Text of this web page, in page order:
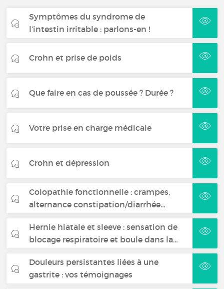
Symptômes du syndrome de
l’intestin irritable : parlons-en !
Crohn et prise de poids
Que faire en cas de poussée ? Durée ?
Votre prise en charge médicale
Crohn et dépression
Colopathie fonctionnelle : crampes,
alternance constipation/diarrhée…
Hernie hiatale et sleeve : sensation de
blocage respiratoire et boule dans la…
Douleurs persistantes liées à une
gastrite : vos témoignages